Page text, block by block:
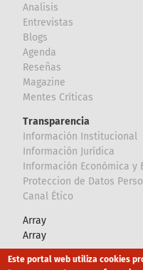
Analisis
Entrevistas
Blogs
Agenda
Reseñas
Magazine
Mentes Críticas
Transparencia
Información Institucional
Información Jurídica
Información Económica y
Proteccion de Datos
Canal Ético
Array
Array
Este portal web utiliza cookies